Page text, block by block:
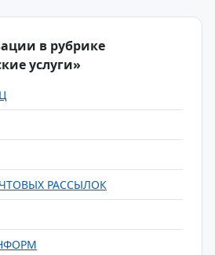
в рубрике
услуги»
РАССЫЛОК